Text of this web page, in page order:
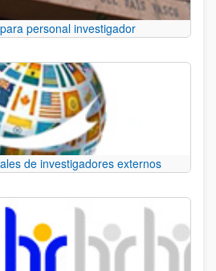
personal investigador
de investigadores externos